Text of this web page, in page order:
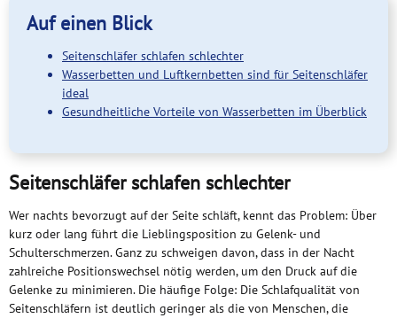
Auf einen Blick
Seitenschläfer schlafen schlechter
Wasserbetten und Luftkernbetten sind für Seitenschläfer
ideal
Gesundheitliche Vorteile von Wasserbetten im Überblick
Seitenschläfer schlafen schlechter
Wer nachts bevorzugt auf der Seite schläft, kennt das Problem: Über
kurz oder lang führt die Lieblingsposition zu Gelenk- und
Schulterschmerzen. Ganz zu schweigen davon, dass in der Nacht
zahlreiche Positionswechsel nötig werden, um den Druck auf die
Gelenke zu minimieren. Die häufige Folge: Die Schlafqualität von
Seitenschläfern ist deutlich geringer als die von Menschen, die